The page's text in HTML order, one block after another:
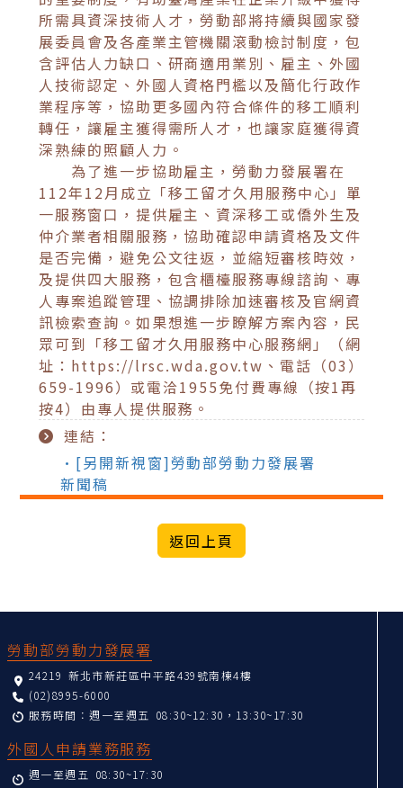
所需具資深技術人才，勞動部將持續與國家發
展委員會及各產業主管機關滾動檢討制度，包
含評估人力缺口、研商適用業別、雇主、外國
人技術認定、外國人資格門檻以及簡化行政作
業程序等，協助更多國內符合條件的移工順利
轉任，讓雇主獲得需所人才，也讓家庭獲得資
深熟練的照顧人力。
為了進一步協助雇主，勞動力發展署在
112年12月成立「移工留才久用服務中心」單
一服務窗口，提供雇主、資深移工或僑外生及
仲介業者相關服務，協助確認申請資格及文件
是否完備，避免公文往返，並縮短審核時效，
及提供四大服務，包含櫃檯服務專線諮詢、專
人專案追蹤管理、協調排除加速審核及官網資
訊檢索查詢。如果想進一步瞭解方案內容，民
眾可到「移工留才久用服務中心服務網」（網
址：https://lrsc.wda.gov.tw、電話（03）
659-1996）或電洽1955免付費專線（按1再
按4）由專人提供服務。
連結：
•[另開新視窗]勞動部勞動力發展署
新聞稿
勞動部勞動力發展署
24219 新北市新莊區中平路439號南棟4樓
(02)8995-6000
服務時間：週一至週五 08:30~12:30，13:30~17:30
外國人申請業務服務
週一至週五 08:30~17:30